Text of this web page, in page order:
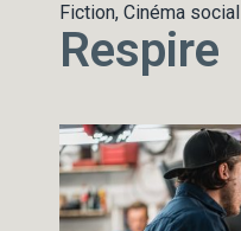
Fiction, Cinéma social
Respire